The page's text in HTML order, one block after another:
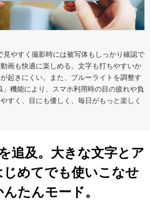
見やすく撮影時には被写体もしっかり確認で
画も快適に楽しめる。文字も打ちやすいか
起きにくい。また、ブルーライトを調整す
1 」機能により、スマホ利用時の目の疲れや負
すく、目にも優しく、毎日がもっと楽しく
追及。大きな文字とア
めてでも使いこなせ
んたんモード。